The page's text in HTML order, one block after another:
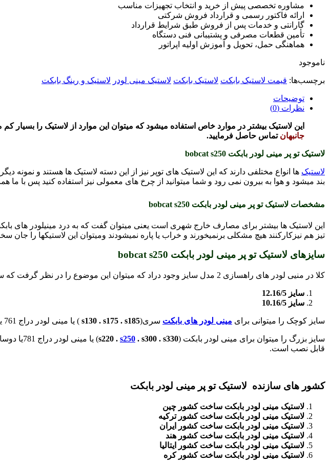
مشاوره تخصصی پیش از خرید و انتخاب تجهیزات مناسب
ارائه فاکتور رسمی و قرارداد فروش شرکتی
گارانتی و خدمات پس از فروش طبق شرایط قرارداد
تأمین قطعات مصرفی و پشتیبانی فنی دستگاه
هماهنگی حمل، تحویل و آموزش اولیه اپراتور
ناموجود
برچسب‌ها: قیمت لاستیک بابکت لاستیک بابکت لاستیک مینی لودر لاستیک و رینگ بابکت
توضیحات
نظرات (0)
این لاستیک بیشتر در موارد خاص استفاده میشود که میتوان این موارد از لاستیک را
جانبهان تماس حاصل فرمایید.
لاستیک تو پر مینی لودر بابکت bobcat s250
لاستیک ها انواع مختلفی دارند که این لاستیک های توپر نیز از این دسته لاستیک ها هستند و نمونه
بند میشود و هوا به بیرون نمی رود و شما میتوانید از چرخ های معمولی نیز استفاده کنید پس با ما
مشخصات لاستیک تو پر مینی لودر بابکت bobcat s250
این لاستیک ها بیشتر برای مصارف خارج شهری است یعنی میتوان گفت که به درد مینیلودر های
تیز هم نیزکارکنند هیچ مشکلی برنمیخورند و خراب یا پاره نمیشودند ومیتوان این لاستیکها را جان
سایزهای لاستیک تو پر مینی لودر بابکت bobcat s250
کلا در منیی لودر های راهسازی 2 مدل سایز وجود دراد که میتوان این موضوع را در نظر گرفت که سایز بندی برای مینی لودر ها برای لاستیک وجود دارد:
سایز 12.16/5
سایز 10.16/5
سایز کوچک را میتوانی برای مینی لودر های بابکت سری(s130 . s175 . s185 ) یا مینی لودر دراج 761 یا مینی لودر توماس 245
سایز بزرگ را میتوان برای مینی لودر بابکت ( s220 . s250 . s300 . s330
قابل نصب است.
کشور های سازنده لاستیک تو پر مینی لودر بابکت
لاستیک مینی لودر بابکت ساخت کشور چین
لاستیک مینی لودر بابکت ساخت کشور ترکیه
لاستیک مینی لودر بابکت ساخت کشور ایران
لاستیک مینی لودر بابکت ساخت کشور هند
لاستیک مینی لودر بابکت ساخت کشور ایتالیا
لاستیک مینی لودر بابکت ساخت کشور کره